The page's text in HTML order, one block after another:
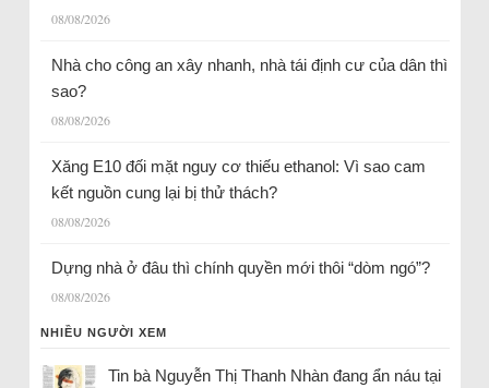
08/08/2026
Nhà cho công an xây nhanh, nhà tái định cư của dân thì
sao?
08/08/2026
Xăng E10 đối mặt nguy cơ thiếu ethanol: Vì sao cam
kết nguồn cung lại bị thử thách?
08/08/2026
Dựng nhà ở đâu thì chính quyền mới thôi “dòm ngó”?
08/08/2026
NHIỀU NGƯỜI XEM
Tin bà Nguyễn Thị Thanh Nhàn đang ẩn náu tại